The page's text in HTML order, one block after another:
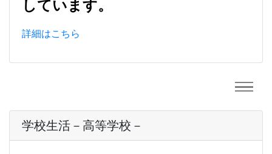
しています。
詳細はこちら
学校生活－高等学校－